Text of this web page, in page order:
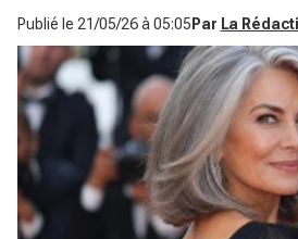
Publié le 21/05/26 à 05:05 Par La